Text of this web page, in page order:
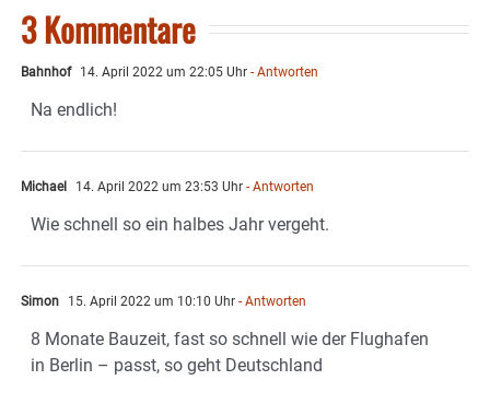
3 Kommentare
Bahnhof 14. April 2022 um 22:05 Uhr - Antworten
Na endlich!
Michael 14. April 2022 um 23:53 Uhr - Antworten
Wie schnell so ein halbes Jahr vergeht.
Simon 15. April 2022 um 10:10 Uhr - Antworten
8 Monate Bauzeit, fast so schnell wie der Flughafen
in Berlin – passt, so geht Deutschland